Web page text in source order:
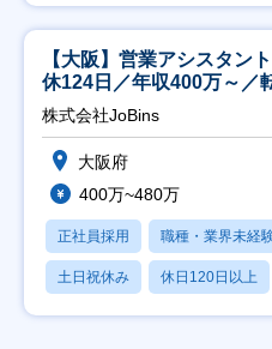
【大阪】営業アシスタン
休124日／年収400万～／
株式会社JoBins
大阪府
400万~480万
正社員採用 職種・業界未経
土日祝休み 休日120日以上